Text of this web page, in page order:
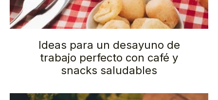
Ideas para un desayuno de
trabajo perfecto con café y
snacks saludables